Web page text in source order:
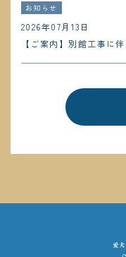
2026年07月13日
お知らせ
【ご案内】別館工事に